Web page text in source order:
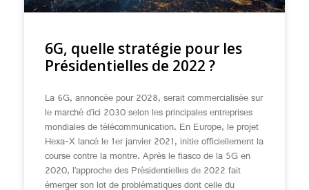
6G, quelle stratégie pour les
Présidentielles de 2022 ?
La 6G, annoncée pour 2028, serait commercialisée sur
le marché d’ici 2030 selon les principales entreprises
mondiales de télécommunication. En Europe, le projet
Hexa-X lancé le 1er janvier 2021, initie officiellement la
course contre la montre. Après le fiasco de la 5G en
2020, l’approche des Présidentielles de 2022 fait
émerger son lot de problématiques dont celle du